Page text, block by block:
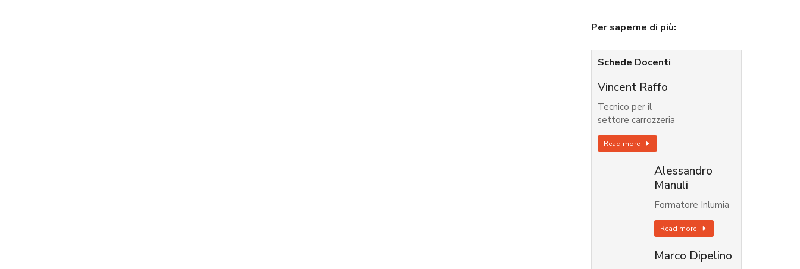
Per saperne di più:
Schede Docenti
Vincent Raffo
Tecnico per il
settore carrozzeria
Read more
Alessandro
Manuli
Formatore Inlumia
Read more
Marco Dipelino